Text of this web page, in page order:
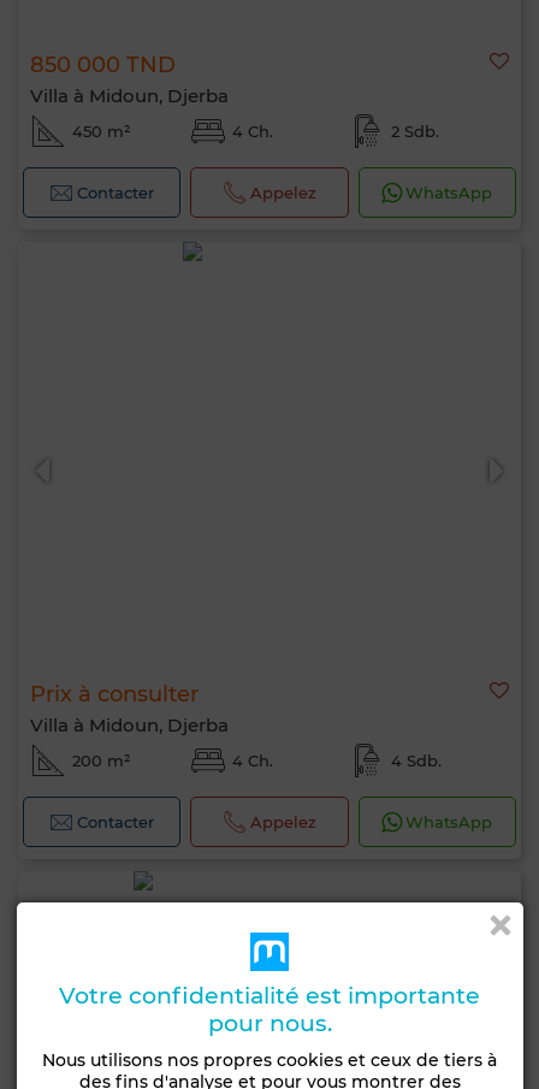
850 000 TND
Villa à Midoun, Djerba
450 m² 4 Ch. 2 Sdb.
Contacter Appelez WhatsApp
Prix à consulter
Villa à Midoun, Djerba
200 m² 4 Ch. 4 Sdb.
Contacter Appelez WhatsApp
Votre confidentialité est importante
pour nous.
Nous utilisons nos propres cookies et ceux de tiers à
des fins d'analyse et pour vous montrer des